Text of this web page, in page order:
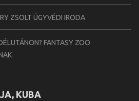
ZSOLT ÜGYVÉDI IRODA
FANTASY ZOO
KUBA